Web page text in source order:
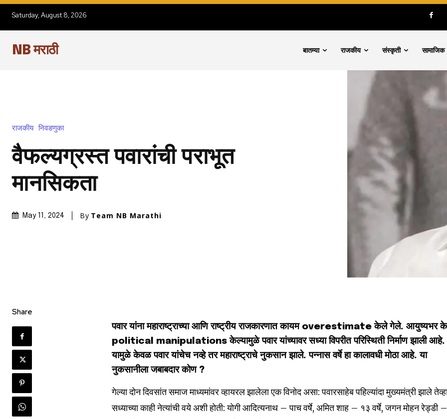
Saturday, August 8, 2026
NB मराठी बातम्या राजकीय संस्कृती सामाजिक
राजकीय निवडणुका
वैफल्यग्रस्त पवारांची पराभूत
मानसिकता
May 11, 2024 By Team NB Marathi
Share
पवार यांना महाराष्ट्राच्या आणि राष्ट्रीय राजकारणात कायम overestimate केले गेले. आयुष्यभर
political manipulations केल्यामुळे पवार यांच्यावर सध्या विपरीत परिस्थिती निर्माण झाली आहे.
यामुळे केवळ पवार यांचेच नव्हे तर महाराष्ट्राचे नुकसान झाले. पन्नास वर्षे हा कालावधी मोठा आहे. या
नुकसानीला जबाबदार कोण ?
गेल्या दोन दिवसांत समाज माध्यमांवर व्हायरल झालेला एक विनोद असा: पवारसाहेब पहिल्यांदा मुख्यमंत्री झाले
सध्याच्या काही नेत्यांची वये अशी होती: योगी आदित्यनाथ – पाच वर्षे, अमित शाह – १३ वर्षे, जगन मोहन रेड्डी –